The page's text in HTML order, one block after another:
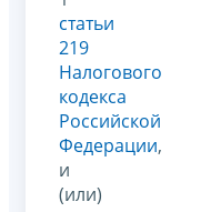
статьи
219
Налогового
кодекса
Российской
Федерации,
и
(или)